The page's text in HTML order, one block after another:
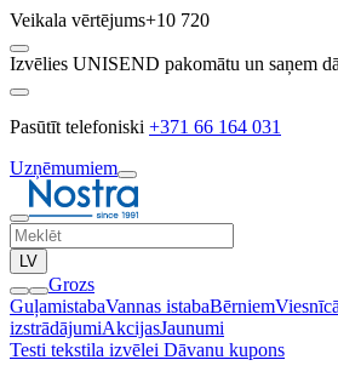
Veikala vērtējums+10 720
Izvēlies UNISEND pakomātu un saņem
Pasūtīt telefoniski +371 66 164 031
Uzņēmumiem
LV
Grozs
GuļamistabaVannas istabaBērniem
izstrādājumiAkcijasJaunumi
Testi tekstila izvēlei Dāvanu kupons